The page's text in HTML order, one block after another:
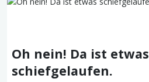
Oh nein! Da ist etwas
schiefgelaufen.